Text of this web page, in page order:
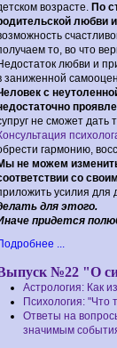
возрасте. По
любви
то, во что
любви и
заниженной
с
не сможет дать
гармонию,
не можем
со
усилия для
для этого.
придется
...
№22 "О
Астрология: Как
Психология: "Что
Ответы на
значимым